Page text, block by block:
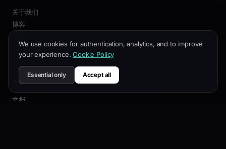
关于我们
博客
联系我们
资源
文档
We use cookies for authentication, analytics, and to improve
your experience. Cookie Policy
Essential only Accept all